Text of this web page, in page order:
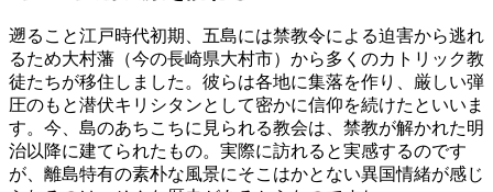
遡ること江戸時代初期、五島には禁教令による迫害から逃れ
るため大村藩（今の長崎県大村市）から多くのカトリック教
徒たちが移住しました。彼らは各地に集落を作り、厳しい弾
圧のもと潜伏キリシタンとして密かに信仰を続けたといいま
す。今、島のあちこちに見られる教会は、禁教が解かれた明
治以降に建てられたもの。実際に訪れると実感するのです
が、離島特有の素朴な風景にそこはかとない異国情緒が感じ